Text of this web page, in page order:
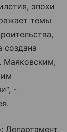
эпохи
темы
создана
Маяковским,
-
Департамент